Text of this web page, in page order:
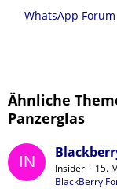
WhatsApp Forum
Ähnliche
Panzerglas
Insider
15.
BlackBerry